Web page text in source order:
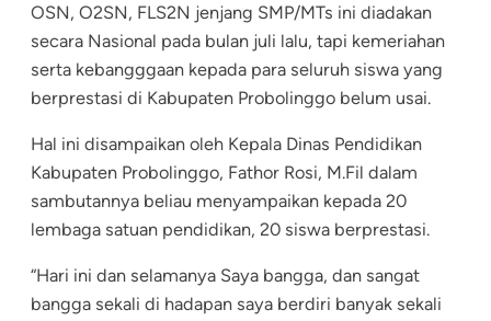
OSN, O2SN, FLS2N jenjang SMP/MTs ini diadakan
secara Nasional pada bulan juli lalu, tapi kemeriahan
serta kebangggaan kepada para seluruh siswa yang
berprestasi di Kabupaten Probolinggo belum usai.
Hal ini disampaikan oleh Kepala Dinas Pendidikan
Kabupaten Probolinggo, Fathor Rosi, M.Fil dalam
sambutannya beliau menyampaikan kepada 20
lembaga satuan pendidikan, 20 siswa berprestasi.
“Hari ini dan selamanya Saya bangga, dan sangat
bangga sekali di hadapan saya berdiri banyak sekali